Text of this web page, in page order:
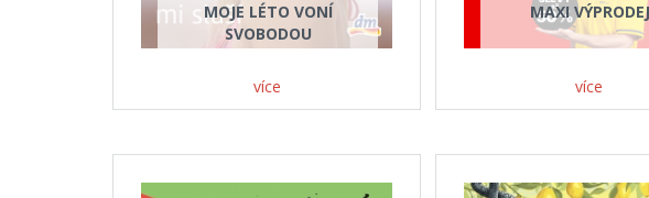
MOJE LÉTO VONÍ
SVOBODOU
více
MAXI VÝPRODEJ
více